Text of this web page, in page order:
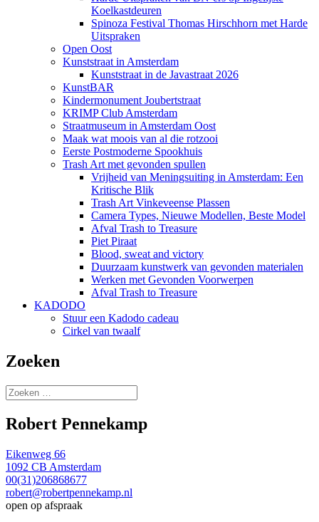
Koelkastdeuren
Spinoza Festival Thomas Hirschhorn met Harde
Uitspraken
Open Oost
Kunststraat in Amsterdam
Kunststraat in de Javastraat 2026
KunstBAR
Kindermonument Joubertstraat
KRIMP Club Amsterdam
Straatmuseum in Amsterdam Oost
Maak wat moois van al die rotzooi
Eerste Postmoderne Spookhuis
Trash Art met gevonden spullen
Vrijheid van Meningsuiting in Amsterdam: Een
Kritische Blik
Trash Art Vinkeveense Plassen
Camera Types, Nieuwe Modellen, Beste Model
Afval Trash to Treasure
Piet Piraat
Blood, sweat and victory
Duurzaam kunstwerk van gevonden materialen
Werken met Gevonden Voorwerpen
Afval Trash to Treasure
KADODO
Stuur een Kadodo cadeau
Cirkel van twaalf
Zoeken
Zoeken
naar:
Robert Pennekamp
Eikenweg 66
1092 CB Amsterdam
00(31)206868677
robert@robertpennekamp.nl
open op afspraak